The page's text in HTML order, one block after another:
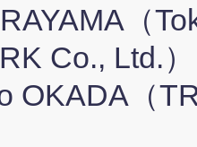
（
Co., Ltd.
OKADA（